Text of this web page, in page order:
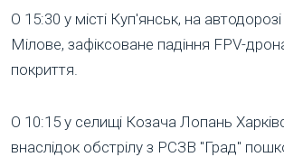
О 15:30 у місті Куп'янськ, на автодорозі
Мілове, зафіксоване падіння FPV-
покриття.
О 10:15 у селищі Козача Лопань
внаслідок обстрілу з РСЗВ "Град"